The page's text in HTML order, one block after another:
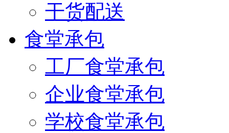
干货配送
食堂承包
工厂食堂承包
企业食堂承包
学校食堂承包